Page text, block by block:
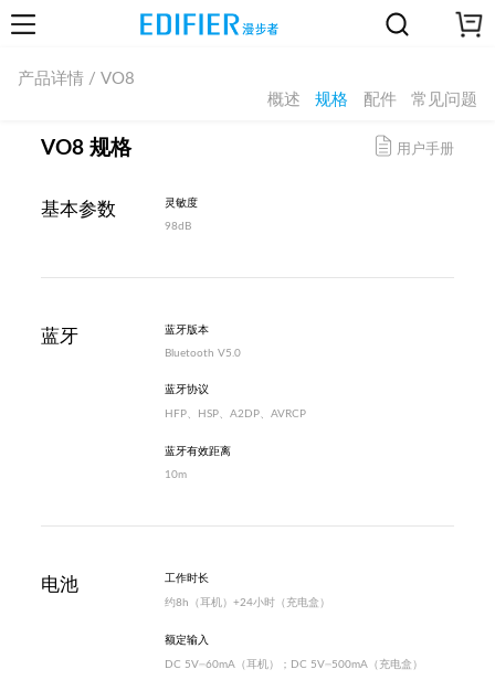
产品详情 / VO8
概述
规格 配件 常见问题
VO8 规格 用户手册
基本参数 灵敏度
98dB
蓝牙 蓝牙版本
Bluetooth V5.0
蓝牙协议
HFP、HSP、A2DP、AVRCP
蓝牙有效距离
10m
电池 工作时长
约8h（耳机）+24小时（充电盒）
额定输入
DC 5V⎓60mA（耳机）；DC 5V⎓500mA（充电盒）